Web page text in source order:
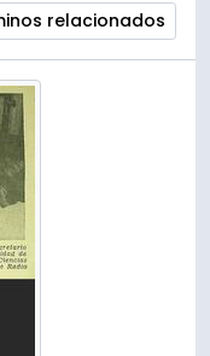
relacionados